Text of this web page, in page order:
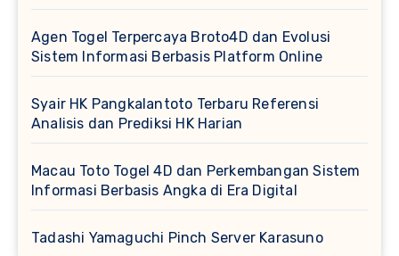
Agen Togel Terpercaya Broto4D dan Evolusi
Sistem Informasi Berbasis Platform Online
Syair HK Pangkalantoto Terbaru Referensi
Analisis dan Prediksi HK Harian
Macau Toto Togel 4D dan Perkembangan Sistem
Informasi Berbasis Angka di Era Digital
Tadashi Yamaguchi Pinch Server Karasuno